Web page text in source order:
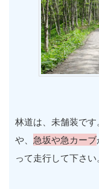
林道は、未舗装です。
や、 急坂や急カーブ
って走行して下さい。